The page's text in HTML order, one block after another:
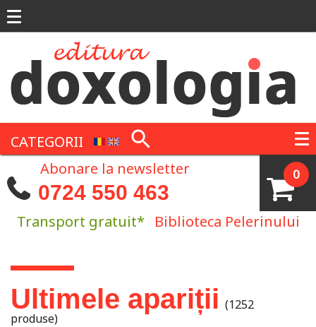
CATEGORII
0
Abonare la newsletter
0724 550 463
Transport gratuit* Biblioteca Pelerinului
Eşti aici
Ultimele apariții (1252
produse)